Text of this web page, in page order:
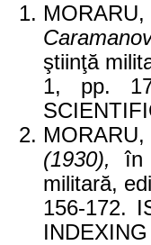
ştiinţă
1, pp.
MORARU,
(1930),
în
militară,
156-172.